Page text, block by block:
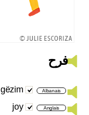
فرح
Albanais
gëzim
Anglais
joy